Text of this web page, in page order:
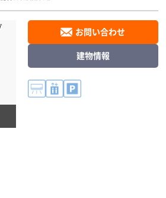
お問い合わせ
建物情報